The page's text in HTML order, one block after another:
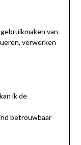
van
verwerken
ik de
betrouwbaar